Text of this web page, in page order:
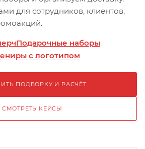
для сотрудников, клиентов,
Подарочные наборы
с логотипом
ПОДБОРКУ И РАСЧЁТ
СМОТРЕТЬ КЕЙСЫ